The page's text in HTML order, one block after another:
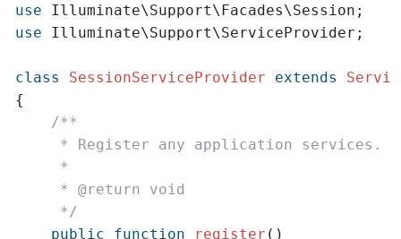
use
use Illuminate\Support\ServiceProvider;
class SessionServiceProvider extends
{
/**
     * Register any application services.
     *
     * @return void
     */
public
function register ()